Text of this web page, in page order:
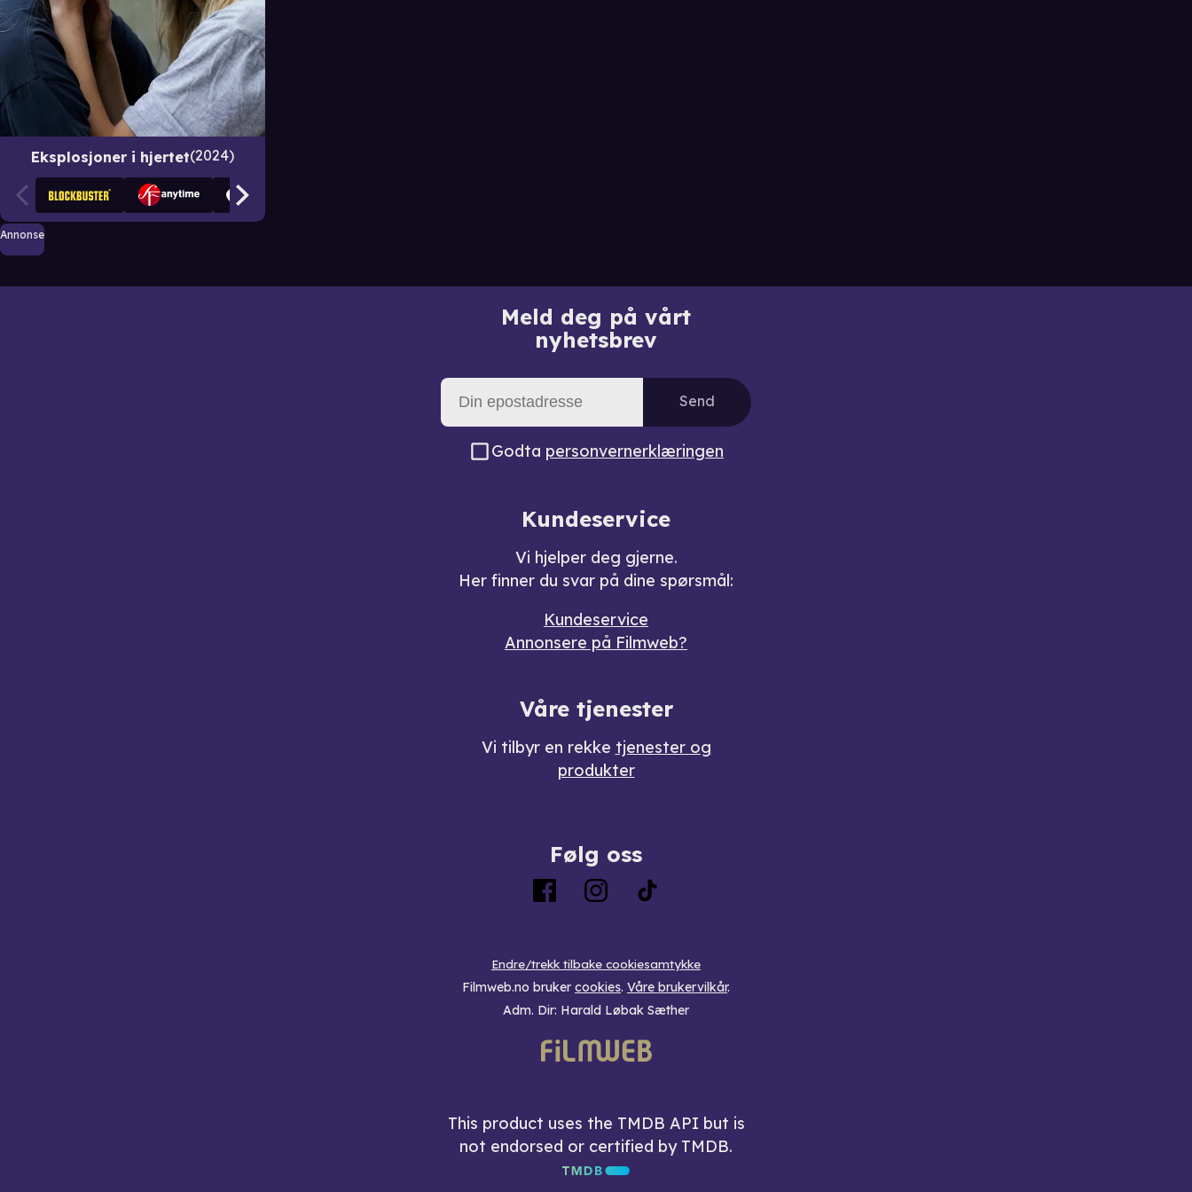
Eksplosjoner i hjertet 2024
Annonse
Meld deg på vårt
nyhetsbrev
Send
Godta personvernerklæringen
Kundeservice
Vi hjelper deg gjerne.
Her finner du svar på dine spørsmål:
Kundeservice
Annonsere på Filmweb?
Våre tjenester
Vi tilbyr en rekke tjenester og
produkter
Følg oss
Endre/trekk tilbake cookiesamtykke
Filmweb.no bruker cookies. Våre brukervilkår.
Adm. Dir: Harald Løbak Sæther
This product uses the TMDB API but is
not endorsed or certified by TMDB.